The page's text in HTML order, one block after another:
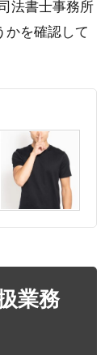
法書士事務所
かを確認して
業務